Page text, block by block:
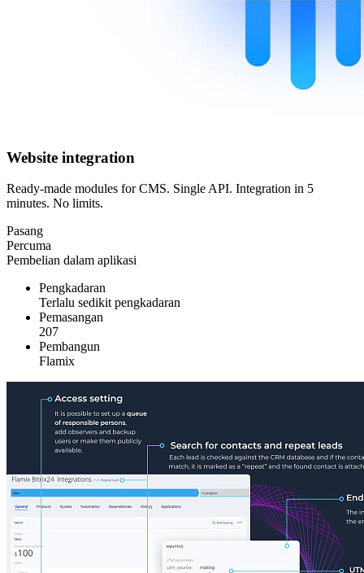
Website integration
Ready-made modules for CMS. Single API. Integration in 5
minutes. No limits.
Pasang
Percuma
Pembelian dalam aplikasi
Pengkadaran
Terlalu sedikit pengkadaran
Pemasangan
207
Pembangun
Flamix